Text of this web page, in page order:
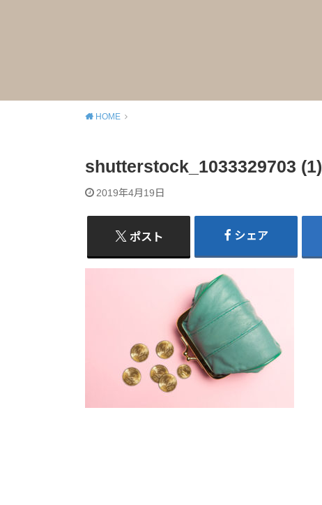
HOME
shutterstock_1033329703 (1)
2019年4月19日
ポスト シェア